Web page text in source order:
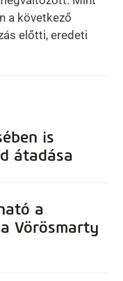
a következő
előtti, eredeti
is
átadása
a
Vörösmarty